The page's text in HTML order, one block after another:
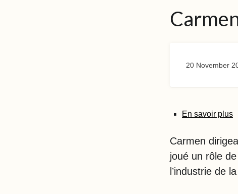
20 November
En savoir plus
Carmen
joué un rôle
l’industrie de